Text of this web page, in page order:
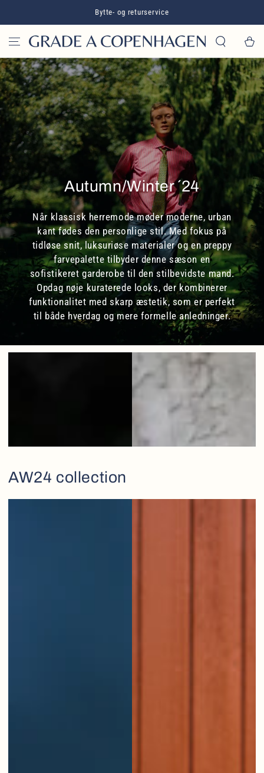
Bytte- og returservice
Kurv
Autumn/Winter ´24
Når klassisk herremode møder moderne, urban
kant fødes den personlige stil. Med fokus på
tidløse snit, luksuriøse materialer og en preppy
farvepalette tilbyder denne sæson en
sofistikeret garderobe til den stilbevidste mand.
Opdag nøje kuraterede looks, der kombinerer
funktionalitet med skarp æstetik, som er perfekt
til både hverdag og mere formelle anledninger.
AW24 collection